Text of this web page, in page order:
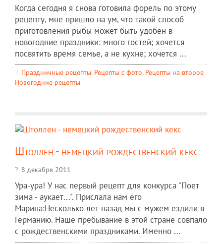
Когда сегодня я снова готовила форель по этому
рецепту, мне пришло на ум, что такой способ
приготовления рыбы может быть удобен в
новогодние праздники: много гостей; хочется
посвятить время семье, а не кухне; хочется ...
Праздничные рецепты, Рецепты c фото, Рецепты на второе,
Новогодние рецепты
Штоллен - немецкий рождественский кекс
8 декабря 2011
Ура-ура! У нас первый рецепт для конкурса "Поет
зима - аукает...". Прислала нам его
Марина:Несколько лет назад мы с мужем ездили в
Германию. Наше пребывание в этой стране совпало
с рождественскими праздниками. Именно ...